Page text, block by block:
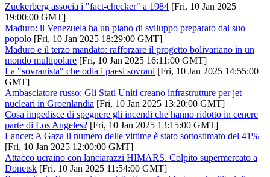
Zuckerberg associa i "fact-checker" a 1984 [Fri, 10 Jan 2025
19:00:00 GMT]
Maduro: il Venezuela ha un piano di sviluppo preparato dal suo
popolo [Fri, 10 Jan 2025 18:29:00 GMT]
Maduro e il terzo mandato: rafforzare il progetto bolivariano in un
mondo multipolare [Fri, 10 Jan 2025 16:11:00 GMT]
La "sovranista" che odia i paesi sovrani [Fri, 10 Jan 2025 14:55:00
GMT]
Ambasciatore russo: Gli Stati Uniti creano infrastrutture per jet
nucleari in Groenlandia [Fri, 10 Jan 2025 13:20:00 GMT]
Cosa impedisce di spegnere gli incendi che hanno ridotto in cenere
parte di Los Angeles? [Fri, 10 Jan 2025 13:15:00 GMT]
Lancet: A Gaza il numero delle vittime è stato sottostimato del 41%
[Fri, 10 Jan 2025 12:00:00 GMT]
Attacco ucraino con lanciarazzi HIMARS. Colpito supermercato a
Donetsk [Fri, 10 Jan 2025 11:54:00 GMT]